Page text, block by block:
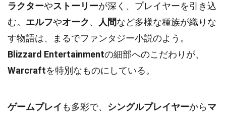
ラクターやストーリーが深く、プレイヤーを引き込
む。 エルフやオーク、 人間など多様な種族が織りな
す物語は、まるでファンタジー小説のよう。
Blizzard Entertainmentの細部へのこだわりが、
Warcraftを特別なものにしている。
ゲームプレイ も多彩で、 シングルプレイヤーからマ